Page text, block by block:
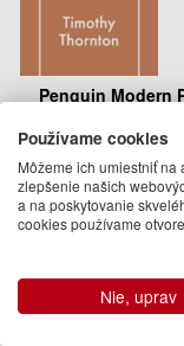
Penguin Modern
Michael Robbins,
Lockwood, Timothy
11.50 €
Na
Používame cookies
Môžeme ich umiestniť
zlepšenie našich
a na poskytovanie
cookies používame
Nie, uprav